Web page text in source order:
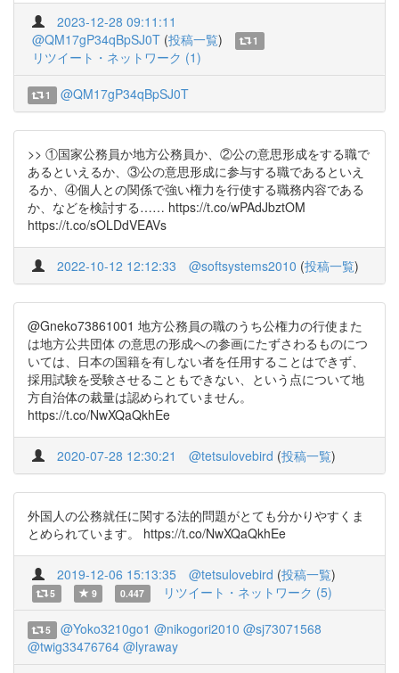
2023-12-28 09:11:11
@QM17gP34qBpSJ0T (投稿一覧) 1
リツイート・ネットワーク (1)
1 @QM17gP34qBpSJ0T
>> ①国家公務員か地方公務員か、②公の意思形成をする職で
あるといえるか、③公の意思形成に参与する職であるといえ
るか、④個人との関係で強い権力を行使する職務内容である
か、などを検討する…… https://t.co/wPAdJbztOM
https://t.co/sOLDdVEAVs
2022-10-12 12:12:33 @softsystems2010 (投稿一覧)
@Gneko73861001 地方公務員の職のうち公権力の行使また
は地方公共団体 の意思の形成への参画にたずさわるものにつ
いては、日本の国籍を有しない者を任用することはできず、
採用試験を受験させることもできない、という点について地
方自治体の裁量は認められていません。
https://t.co/NwXQaQkhEe
2020-07-28 12:30:21 @tetsulovebird (投稿一覧)
外国人の公務就任に関する法的問題がとても分かりやすくま
とめられています。 https://t.co/NwXQaQkhEe
2019-12-06 15:13:35 @tetsulovebird (投稿一覧)
5 9 0.447 リツイート・ネットワーク (5)
5 @Yoko3210go1 @nikogori2010 @sj73071568
@twig33476764 @lyraway